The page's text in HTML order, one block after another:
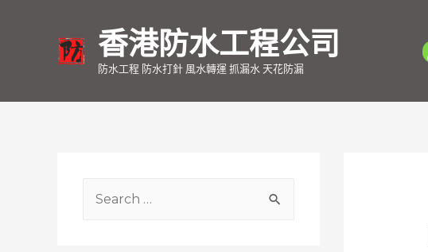
香港防水工程公司
防水工程 防水打針 風水轉運 抓漏水 天花防漏